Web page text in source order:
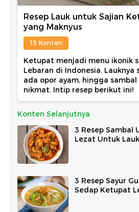
Resep Lauk untuk Sajian
yang Maknyus
15 Konten
Ketupat menjadi menu ikonik
Lebaran di Indonesia. Lauknya
ada opor ayam, hingga
nikmat. Intip resep berikut ini!
Konten Selanjutnya
3 Resep Sambal
Lezat Untuk
3 Resep Sayur
Sedap Ketupat